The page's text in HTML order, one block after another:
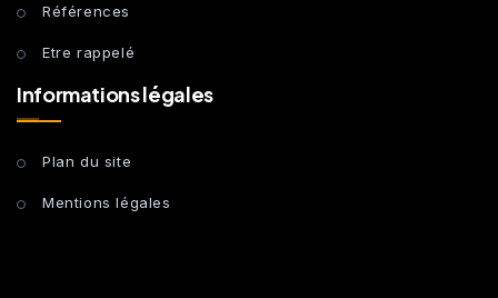
Références
Etre rappelé
Informations légales
Plan du site
Mentions légales